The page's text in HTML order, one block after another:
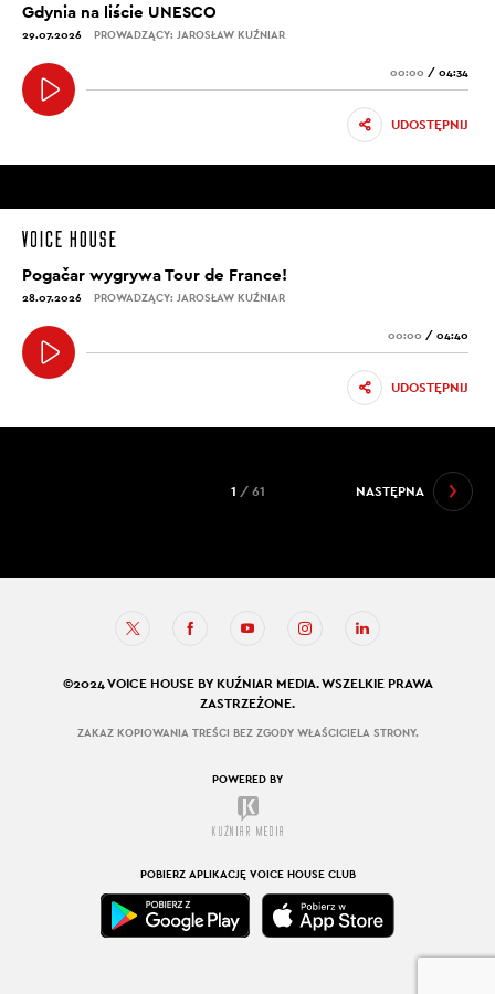
Gdynia na liście UNESCO
29.07.2026 PROWADZĄCY: JAROSŁAW KUŹNIAR
00:00 / 04:34
UDOSTĘPNIJ
Pogačar wygrywa Tour de France!
28.07.2026 PROWADZĄCY: JAROSŁAW KUŹNIAR
00:00 / 04:40
UDOSTĘPNIJ
NASTĘPNA
1 / 61
©2024 VOICE HOUSE BY KUŹNIAR MEDIA. WSZELKIE PRAWA
ZASTRZEŻONE.
ZAKAZ KOPIOWANIA TREŚCI BEZ ZGODY WŁAŚCICIELA STRONY.
POWERED BY
POBIERZ APLIKACJĘ VOICE HOUSE CLUB